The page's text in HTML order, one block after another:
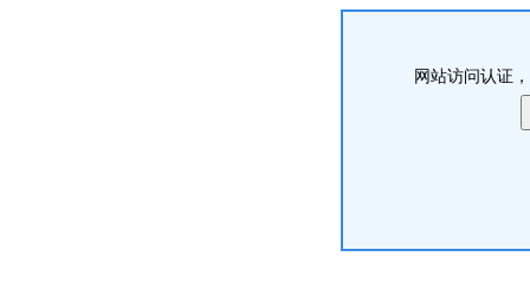
网站访问认证